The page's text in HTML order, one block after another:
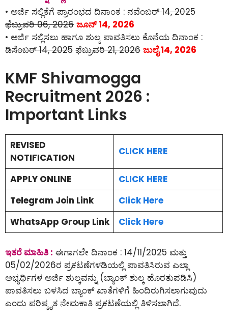
• ಅರ್ಜಿ ಸಲ್ಲಿಕೆಗೆ ಪ್ರಾರಂಭದ ದಿನಾಂಕ : ನವೆಂಬರ್ 14, 2025
ಫೆಬ್ರುವರಿ 06, 2026 ಜೂನ್ 14, 2026
• ಅರ್ಜಿ ಸಲ್ಲಿಸಲು ಹಾಗೂ ಶುಲ್ಕ ಪಾವತಿಸಲು ಕೊನೆಯ ದಿನಾಂಕ :
ಡಿಸೆಂಬರ್ 14, 2025 ಫೆಬ್ರುವರಿ 21, 2026 ಜುಲೈ 14, 2026
KMF Shivamogga
Recruitment 2026 :
Important Links
REVISED
NOTIFICATION
CLICK HERE
APPLY ONLINE
CLICK HERE
Telegram Join Link
Click Here
WhatsApp Group Link
Click Here
ಇತರೆ ಮಾಹಿತಿ : ಈಗಾಗಲೇ ದಿನಾಂಕ : 14/11/2025 ಮತ್ತು
05/02/2026ರ ಪ್ರಕಟಣೆಗಳಡಿಯಲ್ಲಿ ಪಾವತಿಸಿರುವ ಎಲ್ಲಾ
ಅಭ್ಯರ್ಥಿಗಳ ಅರ್ಜಿ ಶುಲ್ಕವನ್ನು (ಬ್ಯಾಂಕ್ ಶುಲ್ಕ ಹೊರತುಪಡಿಸಿ)
ಪಾವತಿಸಲು ಬಳಸಿದ ಬ್ಯಾಂಕ್ ಖಾತೆಗಳಿಗೆ ಹಿಂದಿರುಗಿಸಲಾಗುವುದು
ಎಂದು ಪರಿಷ್ಕೃತ ನೇಮಕಾತಿ ಪ್ರಕಟಣೆಯಲ್ಲಿ ತಿಳಿಸಲಾಗಿದೆ.